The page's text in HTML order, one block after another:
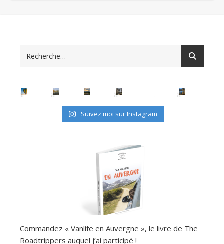
Suivez moi sur Instagram
Commandez « Vanlife en Auvergne », le livre de The
Roadtrippers auquel j’ai participé !